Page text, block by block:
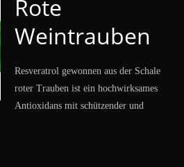
Rote
Weintrauben
Resveratrol gewonnen aus der Schale
roter Trauben ist ein hochwirksames
Antioxidans mit schützender und